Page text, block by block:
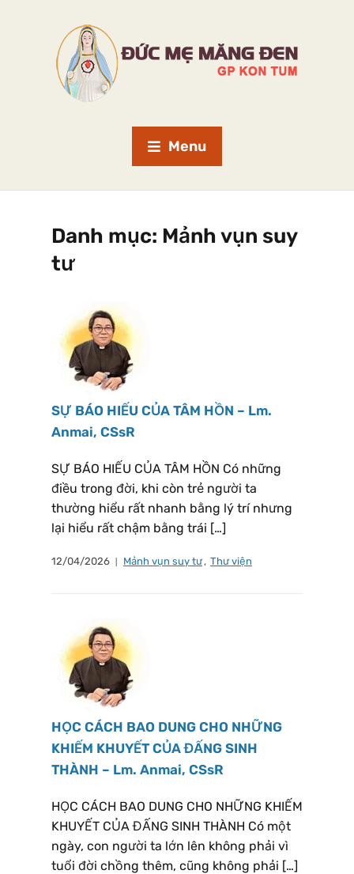
Menu
Danh mục: Mảnh vụn suy
tư
SỰ BÁO HIẾU CỦA TÂM HỒN – Lm.
Anmai, CSsR
SỰ BÁO HIẾU CỦA TÂM HỒN Có những
điều trong đời, khi còn trẻ người ta
thường hiểu rất nhanh bằng lý trí nhưng
lại hiểu rất chậm bằng trái […]
12/04/2026 Mảnh vụn suy tư, Thư viện
HỌC CÁCH BAO DUNG CHO NHỮNG
KHIẾM KHUYẾT CỦA ĐẤNG SINH
THÀNH – Lm. Anmai, CSsR
HỌC CÁCH BAO DUNG CHO NHỮNG KHIẾM
KHUYẾT CỦA ĐẤNG SINH THÀNH Có một
ngày, con người ta lớn lên không phải vì
tuổi đời chồng thêm, cũng không phải […]